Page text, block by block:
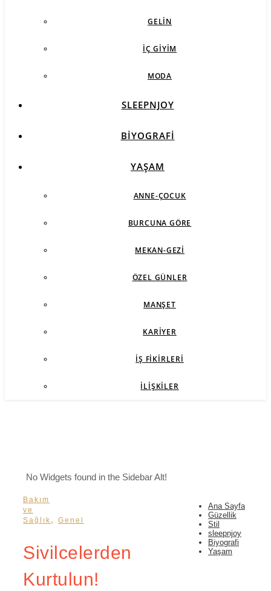
GELIN
İÇ GIYIM
MODA
SLEEPNJOY
BIYOGRAFI
YAŞAM
ANNE-ÇOCUK
BURCUNA GÖRE
MEKAN-GEZI
ÖZEL GÜNLER
MANŞET
KARIYER
İŞ FIKIRLERI
İLIŞKILER
No Widgets found in the Sidebar Alt!
Bakım
ve
Sağlık , Genel
Sivilcelerden
Kurtulun!
Ana Sayfa
Güzellik
Stil
sleepnjoy
Biyografi
Yaşam